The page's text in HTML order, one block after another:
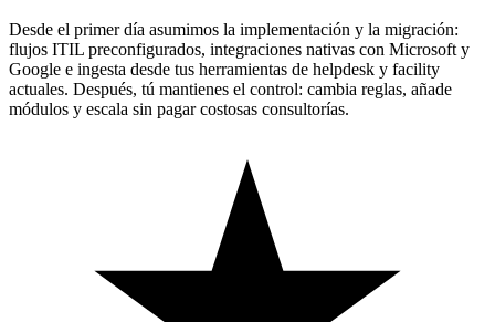
Desde el primer día asumimos la implementación y la migración:
flujos ITIL preconfigurados, integraciones nativas con Microsoft y
Google e ingesta desde tus herramientas de helpdesk y facility
actuales. Después, tú mantienes el control: cambia reglas, añade
módulos y escala sin pagar costosas consultorías.